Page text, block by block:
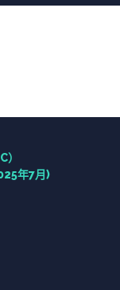
年7月)